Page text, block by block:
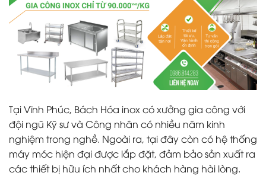
Tại Vĩnh Phúc, Bách Hóa inox có xưởng gia công với
đội ngũ Kỹ sư và Công nhân có nhiều năm kinh
nghiệm trong nghề. Ngoài ra, tại đây còn có hệ thống
máy móc hiện đại được lắp đặt, đảm bảo sản xuất ra
các thiết bị hữu ích nhất cho khách hàng hài lòng.